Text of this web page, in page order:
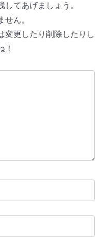
てあげましょう。
せん。
変更したり削除したりし
！